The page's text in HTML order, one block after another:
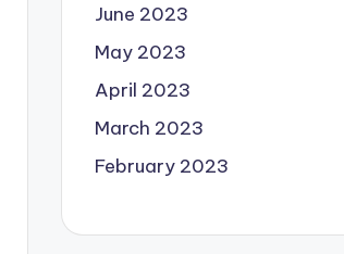
June 2023
May 2023
April 2023
March 2023
February 2023